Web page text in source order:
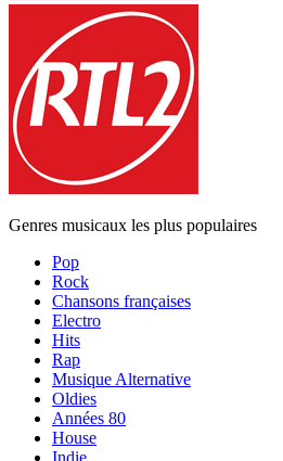
Genres musicaux les plus populaires
Pop
Rock
Chansons françaises
Electro
Hits
Rap
Musique Alternative
Oldies
Années 80
House